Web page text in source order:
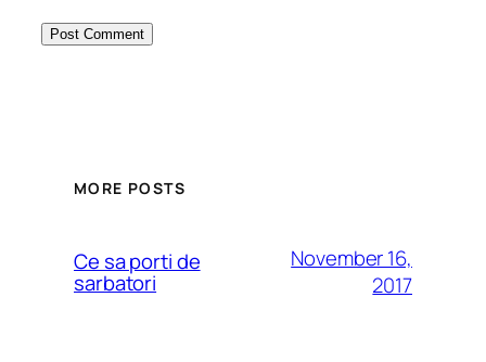
MORE POSTS
Ce sa porti de
sarbatori
November 16,
2017